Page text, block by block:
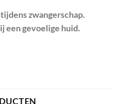
zwangerschap.
een gevoelige huid.